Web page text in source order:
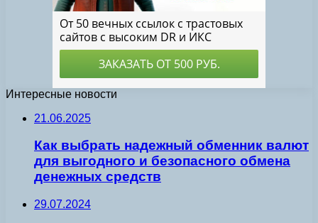
Интересные новости
21.06.2025
Как выбрать надежный обменник валют
для выгодного и безопасного обмена
денежных средств
29.07.2024